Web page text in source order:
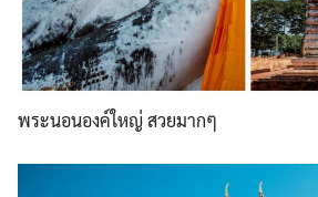
พระนอนองค์ใหญ่ สวยมากๆ